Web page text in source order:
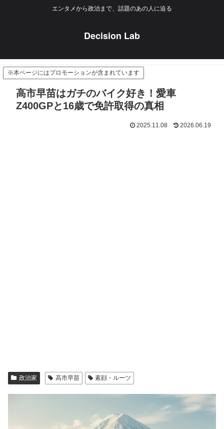
エンタメから政治まで、話題のあの人に迫る
Decision Lab
※本ページにはプロモーションが含まれています
高市早苗はガチのバイク好き！愛車
Z400GPと16歳で免許取得の真相
2025.11.08 2026.06.19
政治家 高市早苗 素顔・ルーツ